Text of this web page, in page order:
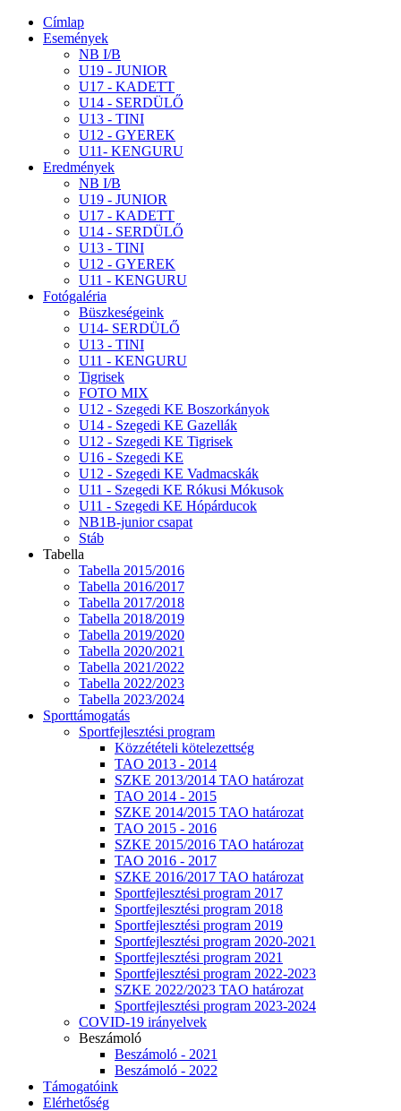
Címlap
Események
NB I/B
U19 - JUNIOR
U17 - KADETT
U14 - SERDÜLŐ
U13 - TINI
U12 - GYEREK
U11- KENGURU
Eredmények
NB I/B
U19 - JUNIOR
U17 - KADETT
U14 - SERDÜLŐ
U13 - TINI
U12 - GYEREK
U11 - KENGURU
Fotógaléria
Büszkeségeink
U14- SERDÜLŐ
U13 - TINI
U11 - KENGURU
Tigrisek
FOTO MIX
U12 - Szegedi KE Boszorkányok
U14 - Szegedi KE Gazellák
U12 - Szegedi KE Tigrisek
U16 - Szegedi KE
U12 - Szegedi KE Vadmacskák
U11 - Szegedi KE Rókusi Mókusok
U11 - Szegedi KE Hópárducok
NB1B-junior csapat
Stáb
Tabella
Tabella 2015/2016
Tabella 2016/2017
Tabella 2017/2018
Tabella 2018/2019
Tabella 2019/2020
Tabella 2020/2021
Tabella 2021/2022
Tabella 2022/2023
Tabella 2023/2024
Sporttámogatás
Sportfejlesztési program
Közzétételi kötelezettség
TAO 2013 - 2014
SZKE 2013/2014 TAO határozat
TAO 2014 - 2015
SZKE 2014/2015 TAO határozat
TAO 2015 - 2016
SZKE 2015/2016 TAO határozat
TAO 2016 - 2017
SZKE 2016/2017 TAO határozat
Sportfejlesztési program 2017
Sportfejlesztési program 2018
Sportfejlesztési program 2019
Sportfejlesztési program 2020-2021
Sportfejlesztési program 2021
Sportfejlesztési program 2022-2023
SZKE 2022/2023 TAO határozat
Sportfejlesztési program 2023-2024
COVID-19 irányelvek
Beszámoló
Beszámoló - 2021
Beszámoló - 2022
Támogatóink
Elérhetőség